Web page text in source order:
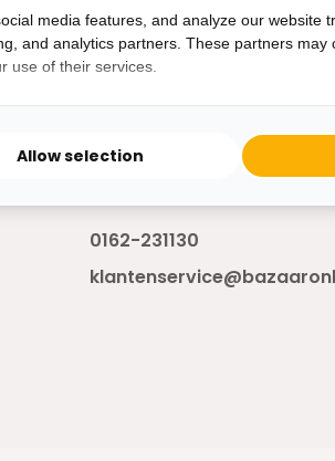
Heb je een vraag?
Bereikbaar van ma - vr 10:00
0162-231130
media features, and analyze our website
and analytics partners. These partners may
use of their services.
Allow selection